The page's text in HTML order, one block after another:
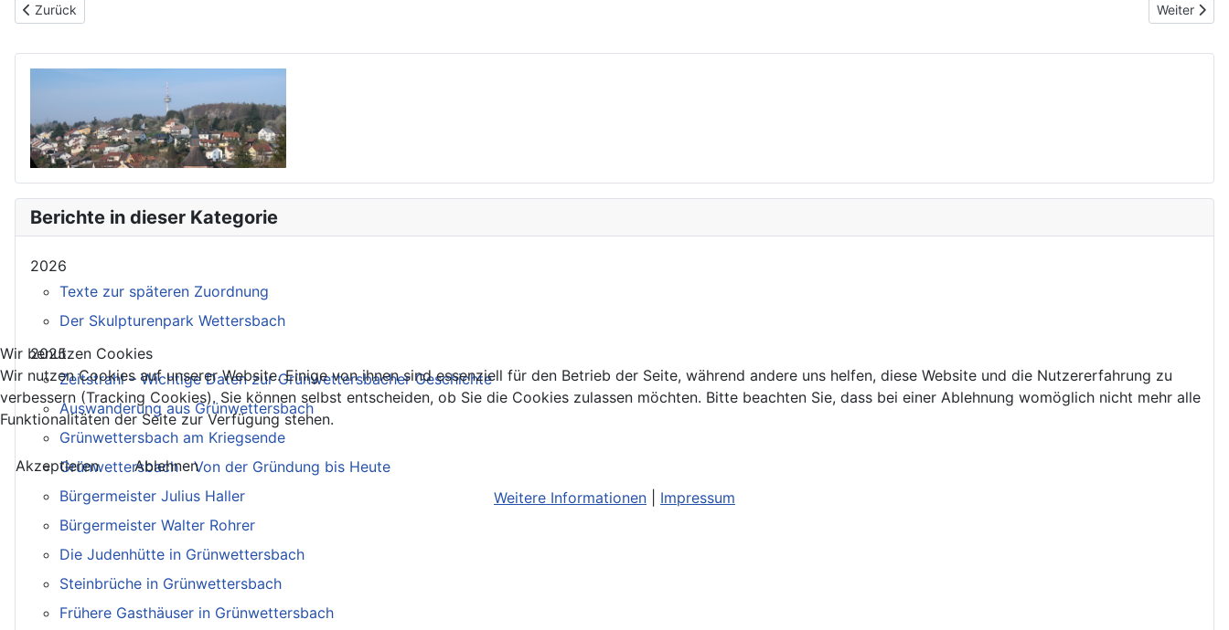
Vorheriger Beitrag: Heinz Barth - Maler, Grafiker und Bildhauer
Zurück Nächster
Weiter
Berichte in dieser Kategorie
2026
Texte zur späteren Zuordnung
Der Skulpturenpark Wettersbach
2025
Zeitstrahl – Wichtige Daten zur Grünwettersbacher Geschichte
Auswanderung aus Grünwettersbach
Grünwettersbach am Kriegsende
Grünwettersbach - Von der Gründung bis Heute
Bürgermeister Julius Haller
Bürgermeister Walter Rohrer
Die Judenhütte in Grünwettersbach
Steinbrüche in Grünwettersbach
Frühere Gasthäuser in Grünwettersbach
Wir benutzen Cookies
Wir nutzen Cookies auf unserer Website. Einige von ihnen sind essenziell für den Betrieb der Seite, während andere uns helfen, diese Website und die Nutzererfahrung zu
verbessern (Tracking Cookies). Sie können selbst entscheiden, ob Sie die Cookies zulassen möchten. Bitte beachten Sie, dass bei einer Ablehnung womöglich nicht mehr alle
Funktionalitäten der Seite zur Verfügung stehen.
Akzeptieren
Ablehnen
Weitere Informationen
Impressum